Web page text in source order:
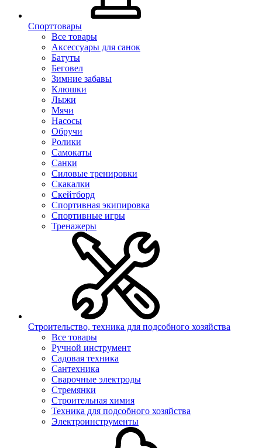
Спорттовары
Все товары
Аксессуары для санок
Батуты
Беговел
Зимние забавы
Клюшки
Лыжи
Мячи
Насосы
Обручи
Ролики
Самокаты
Санки
Силовые тренировки
Скакалки
Скейтборд
Спортивная экипировка
Спортивные игры
Тренажеры
Строительство, техника для подсобного хозяйства
Все товары
Ручной инструмент
Садовая техника
Сантехника
Сварочные электроды
Стремянки
Строительная химия
Техника для подсобного хозяйства
Электроинструменты